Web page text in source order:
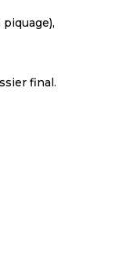
final.